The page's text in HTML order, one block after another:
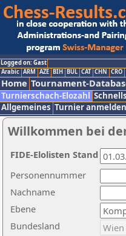
Logged on: Gast
Arabic ARM AZE BIH BUL CAT CHN CRO
Home Tournament-
Turnierschach-Elozahl
Allgemeines Turnier
Willkommen bei
Nachname
Ebene
Personennummer
Bundesland
FIDE-Elolisten Stand